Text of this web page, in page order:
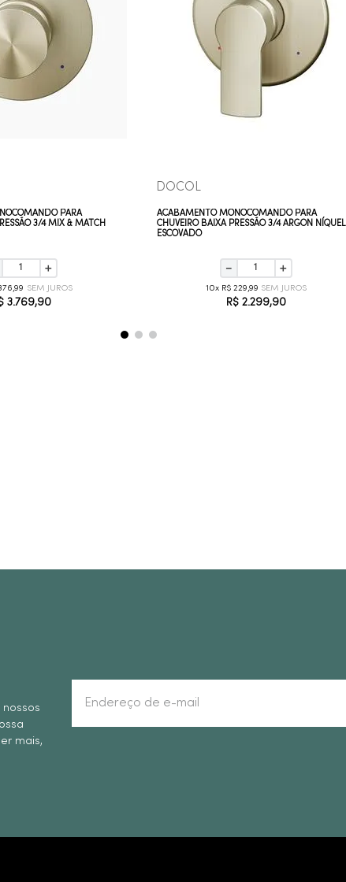
AGORA
PARA
3/4 MIX & MATCH
＋
,99
3.769,90
COMPRAR AGORA
VEJA MAIS
DOCOL
ACABAMENTO MONOCOMANDO PARA
CHUVEIRO BAIXA PRESSÃO 3/4 ARGON NÍQUEL
ESCOVADO
＋
－
10 R$ 229,99
R$ 2.299,90
mais,